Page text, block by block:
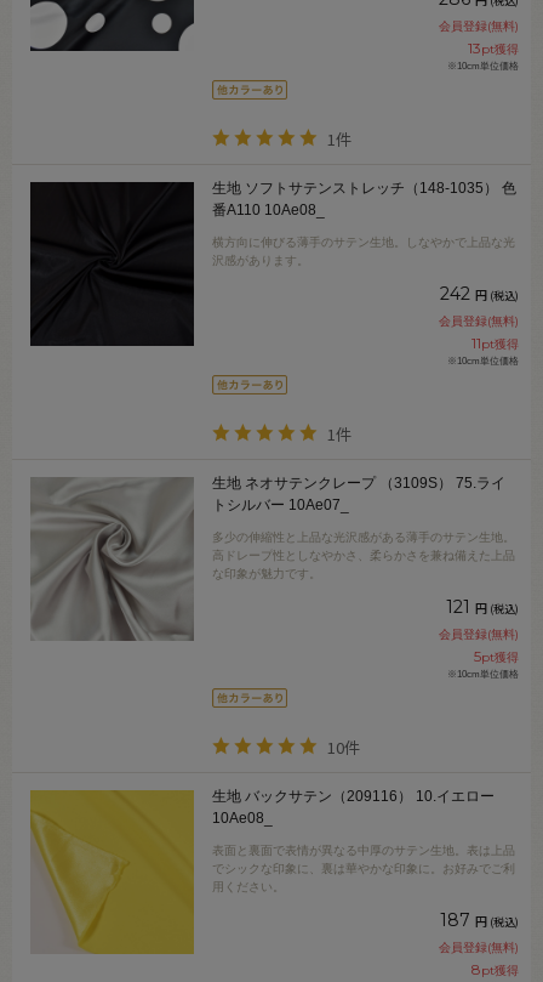
会員登録(無料)
13pt獲得
※10cm単位価格
1件
生地 ソフトサテンストレッチ（148-1035） 色
番A110 10Ae08_
横方向に伸びる薄手のサテン生地。しなやかで上品な光
沢感があります。
242 円 (税込)
会員登録(無料)
11pt獲得
※10cm単位価格
1件
生地 ネオサテンクレープ （3109S） 75.ライ
トシルバー 10Ae07_
多少の伸縮性と上品な光沢感がある薄手のサテン生地。
高ドレープ性としなやかさ、柔らかさを兼ね備えた上品
な印象が魅力です。
121 円 (税込)
会員登録(無料)
5pt獲得
※10cm単位価格
10件
生地 バックサテン（209116） 10.イエロー
10Ae08_
表面と裏面で表情が異なる中厚のサテン生地。表は上品
でシックな印象に、裏は華やかな印象に。お好みでご利
用ください。
187 円 (税込)
会員登録(無料)
8pt獲得